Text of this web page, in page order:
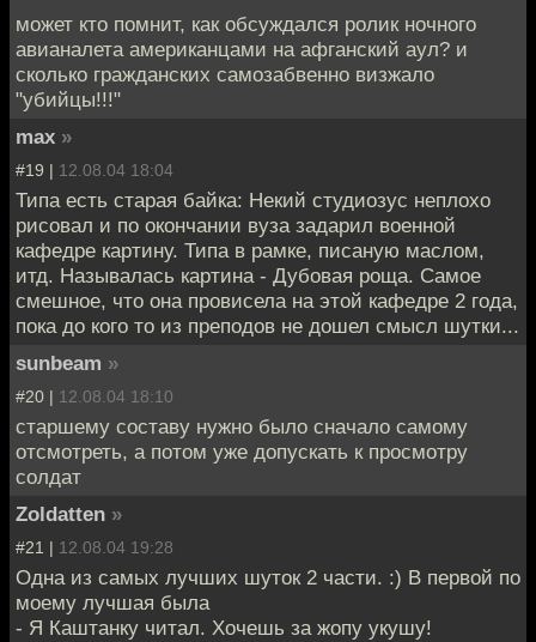
может кто помнит, как обсуждался ролик ночного
авианалета американцами на афганский аул? и
сколько гражданских самозабвенно визжало
"убийцы!!!"
max »
#19 | 12.08.04 18:04
Типа есть старая байка: Некий студиозус неплохо
рисовал и по окончании вуза задарил военной
кафедре картину. Типа в рамке, писаную маслом,
итд. Называлась картина - Дубовая роща. Самое
смешное, что она провисела на этой кафедре 2 года,
пока до кого то из преподов не дошел смысл шутки...
sunbeam »
#20 | 12.08.04 18:10
старшему составу нужно было сначало самому
отсмотреть, а потом уже допускать к просмотру
солдат
Zoldatten »
#21 | 12.08.04 19:28
Одна из самых лучших шуток 2 части. :) В первой по
моему лучшая была
- Я Каштанку читал. Хочешь за жопу укушу!